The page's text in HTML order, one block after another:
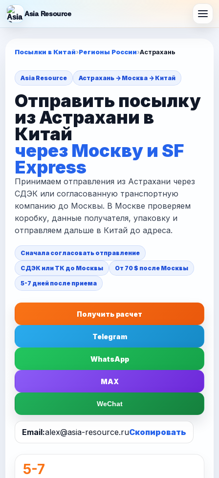
Asia Resource
Посылки в Китай Регионы России Астрахань
Asia Resource Астрахань -> Москва -> Китай
Отправить посылку
из Астрахани в
Китай
через Москву и SF
Express
Принимаем отправления из Астрахани через
СДЭК или согласованную транспортную
компанию до Москвы. В Москве проверяем
коробку, данные получателя, упаковку и
отправляем дальше в Китай до адреса.
Сначала согласовать отправление
СДЭК или ТК до Москвы От 70 $ после Москвы
5-7 дней после приема
Получить расчет
Telegram
WhatsApp
MAX
WeChat
Email:alex@asia-resource.ruСкопировать
5-7